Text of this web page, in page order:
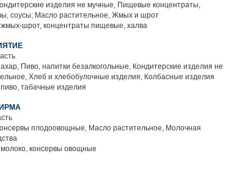
изделия не мучные, Пищевые концентраты,
соусы, Масло растительное, Жмых и шрот
жмых-шрот, концентраты пищевые, халва
Пиво, напитки безалкогольные, Кондитерские изделия не
Хлеб и хлебобулочные изделия, Колбасные изделия
пиво, табачные изделия
плодоовощные, Масло растительное, Молочная
молоко, консервы овощные